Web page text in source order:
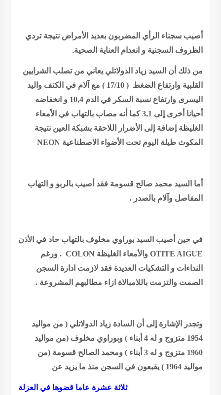
أصيب سجناء الرأي المضربون بعديد الأمراض نتيجة تردي
الظروف السجنية و انعدام العناية الصحية.
من ذلك أن السيد زياد الدولاتلي يعاني من تصلب الشرايين
القلبية وارتفاع الضغط
( 17/10 ) مع آلام في الكتف واليد
اليسرى وارتفاع نسبة السكر في الدم 10,4 و انخفاضه
أحيانا أخرى إلى 3,1 كما أنه مصاب بالتهاب في الأمعاء
الغليظة إضافة إلى الأضرار اللاحقة بشبكة العين نتيجة
المكوث طيلة اليوم تحت الأضواء الاصطناعية NEON
أما السيد محمد صالح قسومة فقد أصيب بالربو و التهاب
المفاصل وآلام بالصدر .
في حين أصيب السيد بوراوي مخلوف بالتهاب حاد في الأذن
OTITE AIGUEوالأمعاء الغليظة COLON . ورغم
النداءات و التشكيات العديدة فقد لازمت ادارة السجن
الصمت والتزمت باللامبالاة ازاء مطالبهم المشروعة .
وتجدر الإشارة إلى أن السادة زياد الدولاتلي ( من مواليد
1954 متزوج و له 4 أبناء ) وبوراوي مخلوف (من مواليد
1960 متزوج و له 3 أبناء ) ومحمد الصالح قسومة (من
مواليد 1964 ) يقبعون في السجن منذ ما يزيد عن
ثلاثة عشرة عاما قضوها في العزلة